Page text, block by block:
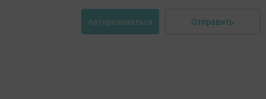
Авторизоваться Отправить